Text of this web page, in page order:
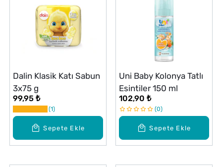
Sepete Ekle
Dalin Klasik Katı Sabun
3x75 g
99,95 ₺
1
Sepete Ekle
Uni Baby Kolonya Tatlı
Esintiler 150 ml
102,90 ₺
0